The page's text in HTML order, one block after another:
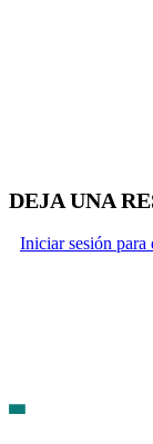
DEJA UNA
Iniciar sesión para